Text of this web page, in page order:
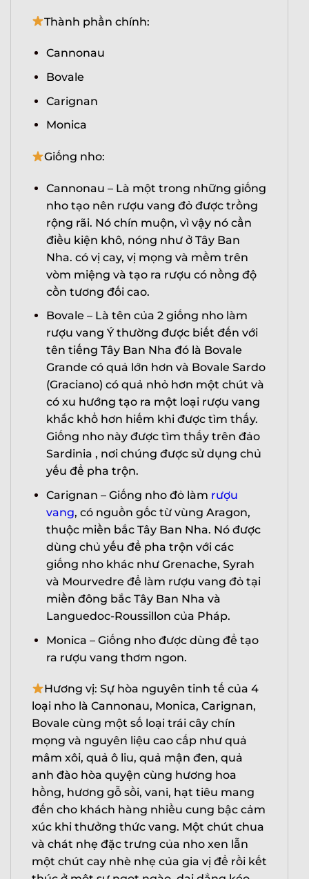
Thành phần chính:
Cannonau
Bovale
Carignan
Monica
Giống nho:
Cannonau – Là một trong những giống
nho tạo nên rượu vang đỏ được trồng
rộng rãi. Nó chín muộn, vì vậy nó cần
điều kiện khô, nóng như ở Tây Ban
Nha. có vị cay, vị mọng và mềm trên
vòm miệng và tạo ra rượu có nồng độ
cồn tương đối cao.
Bovale – Là tên của 2 giống nho làm
rượu vang Ý thường được biết đến với
tên tiếng Tây Ban Nha đó là Bovale
Grande có quả lớn hơn và Bovale Sardo
(Graciano) có quả nhỏ hơn một chút và
có xu hướng tạo ra một loại rượu vang
khắc khổ hơn hiếm khi được tìm thấy.
Giống nho này được tìm thấy trên đảo
Sardinia , nơi chúng được sử dụng chủ
yếu để pha trộn.
Carignan – Giống nho đỏ làm rượu
vang, có nguồn gốc từ vùng Aragon,
thuộc miền bắc Tây Ban Nha. Nó được
dùng chủ yếu để pha trộn với các
giống nho khác như Grenache, Syrah
và Mourvedre để làm rượu vang đỏ tại
miền đông bắc Tây Ban Nha và
Languedoc-Roussillon của Pháp.
Monica – Giống nho được dùng để tạo
ra rượu vang thơm ngon.
Hương vị: Sự hòa nguyên tinh tế của 4
loại nho là Cannonau, Monica, Carignan,
Bovale cùng một số loại trái cây chín
mọng và nguyên liệu cao cấp như quả
mâm xôi, quả ô liu, quả mận đen, quả
anh đào hòa quyện cùng hương hoa
hồng, hương gỗ sồi, vani, hạt tiêu mang
đến cho khách hàng nhiều cung bậc cảm
xúc khi thưởng thức vang. Một chút chua
và chát nhẹ đặc trưng của nho xen lẫn
một chút cay nhè nhẹ của gia vị để rồi kết